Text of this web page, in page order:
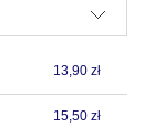
13,90 zł
15,50 zł